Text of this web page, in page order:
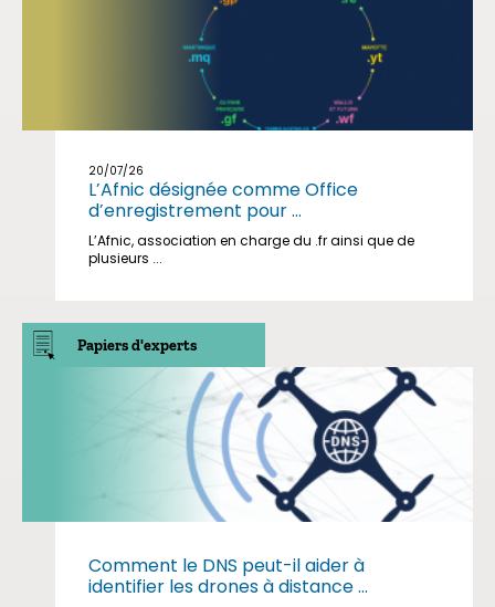
20/07/26
L’Afnic désignée comme Office
d’enregistrement pour ...
L’Afnic, association en charge du .fr ainsi que de
plusieurs ...
Papiers d'experts
Comment le DNS peut-il aider à
identifier les drones à distance ...